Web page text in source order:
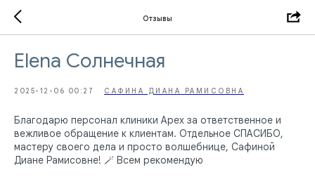
Отзывы
Elena Солнечная
2025-12-06 00:27 САФИНА ДИАНА РАМИСОВНА
Благодарю персонал клиники Apex за ответственное и
вежливое обращение к клиентам. Отдельное СПАСИБО,
мастеру своего дела и просто волшебнице, Сафиной
Диане Рамисовне! 🪄 Всем рекомендую